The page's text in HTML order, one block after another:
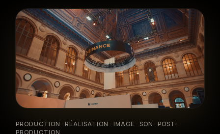
Création web & social
Location matériel
Réalisations
PRODUCTION · RÉALISATION · IMAGE · SON · POST-